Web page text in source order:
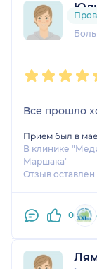
9
Все прошло
Прием был в мае
В клинике
Маршака"
Отзыв
0